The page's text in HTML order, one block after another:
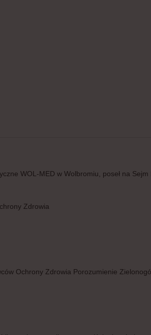
WOL-MED w Wolbromiu, poseł na Sejm
Zdrowia
Ochrony Zdrowia Porozumienie